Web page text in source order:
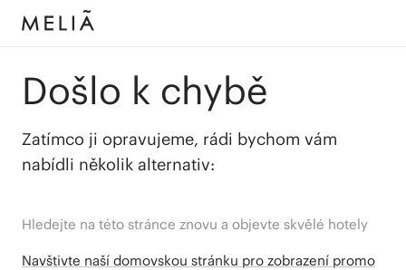
Došlo k chybě
Zatímco ji opravujeme, rádi bychom vám
nabídli několik alternativ:
Hledejte na této stránce znovu a objevte skvělé hotely
Navštivte naší domovskou stránku pro zobrazení promo